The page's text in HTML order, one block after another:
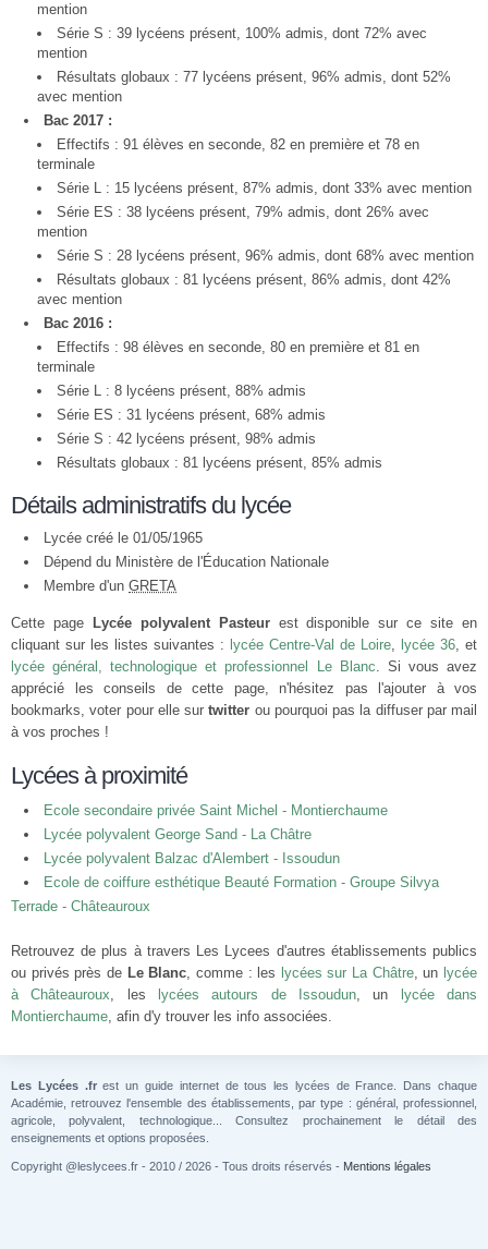
mention
Série S : 39 lycéens présent, 100% admis, dont 72% avec
mention
Résultats globaux : 77 lycéens présent, 96% admis, dont 52%
avec mention
Bac 2017 :
Effectifs : 91 élèves en seconde, 82 en première et 78 en
terminale
Série L : 15 lycéens présent, 87% admis, dont 33% avec mention
Série ES : 38 lycéens présent, 79% admis, dont 26% avec
mention
Série S : 28 lycéens présent, 96% admis, dont 68% avec mention
Résultats globaux : 81 lycéens présent, 86% admis, dont 42%
avec mention
Bac 2016 :
Effectifs : 98 élèves en seconde, 80 en première et 81 en
terminale
Série L : 8 lycéens présent, 88% admis
Série ES : 31 lycéens présent, 68% admis
Série S : 42 lycéens présent, 98% admis
Résultats globaux : 81 lycéens présent, 85% admis
Détails administratifs du lycée
Lycée créé le 01/05/1965
Dépend du Ministère de l'Éducation Nationale
Membre d'un GRETA
Cette page Lycée polyvalent Pasteurest disponible sur ce site en
cliquant sur les listes suivantes : lycée Centre-Val de Loire, lycée 36, et
lycée général, technologique et professionnel Le Blanc. Si vous avez
apprécié les conseils de cette page, n'hésitez pas l'ajouter à vos
bookmarks, voter pour elle surtwitter ou pourquoi pas la diffuser par mail
à vos proches !
Lycées à proximité
Ecole secondaire privée Saint Michel - Montierchaume
Lycée polyvalent George Sand - La Châtre
Lycée polyvalent Balzac d'Alembert - Issoudun
Ecole de coiffure esthétique Beauté Formation - Groupe Silvya
Terrade - Châteauroux
Retrouvez de plus à travers Les Lycees d'autres établissements publics
ou privés près de Le Blanc, comme : les lycées sur La Châtre, un lycée
à Châteauroux, les lycées autours de Issoudun, un
lycée dans
Montierchaume, afin d'y trouver les info associées.
Les Lycées .frest un guide internet de tous les lycées de France. Dans chaque
Académie, retrouvez l'ensemble des établissements, par type : général, professionnel,
agricole, polyvalent, technologique... Consultez prochainement le détail des
enseignements et options proposées.
Copyright @leslycees.fr - 2010 / 2026 - Tous droits réservés - Mentions légales